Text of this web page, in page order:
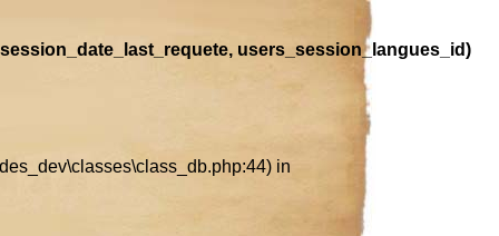
users_session_langues_id)
in